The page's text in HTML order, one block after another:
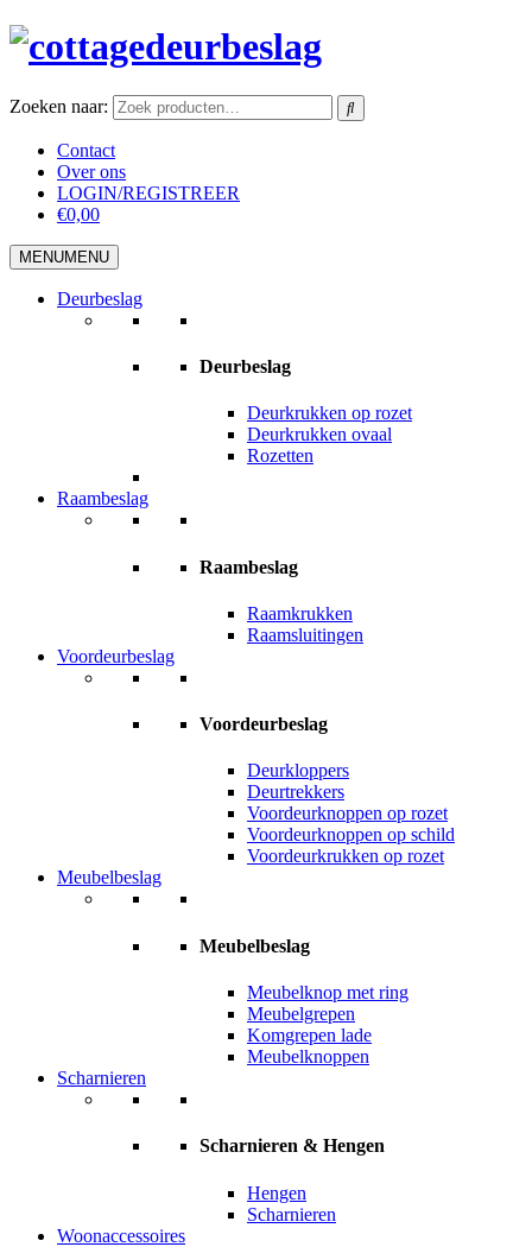
Zoeken naar:
Contact
Over ons
LOGIN/REGISTREER
€0,00
MENUMENU
Deurbeslag
Deurbeslag
Deurkrukken op rozet
Deurkrukken ovaal
Rozetten
Raambeslag
Raambeslag
Raamkrukken
Raamsluitingen
Voordeurbeslag
Voordeurbeslag
Deurkloppers
Deurtrekkers
Voordeurknoppen op rozet
Voordeurknoppen op schild
Voordeurkrukken op rozet
Meubelbeslag
Meubelbeslag
Meubelknop met ring
Meubelgrepen
Komgrepen lade
Meubelknoppen
Scharnieren
Scharnieren & Hengen
Hengen
Scharnieren
Woonaccessoires